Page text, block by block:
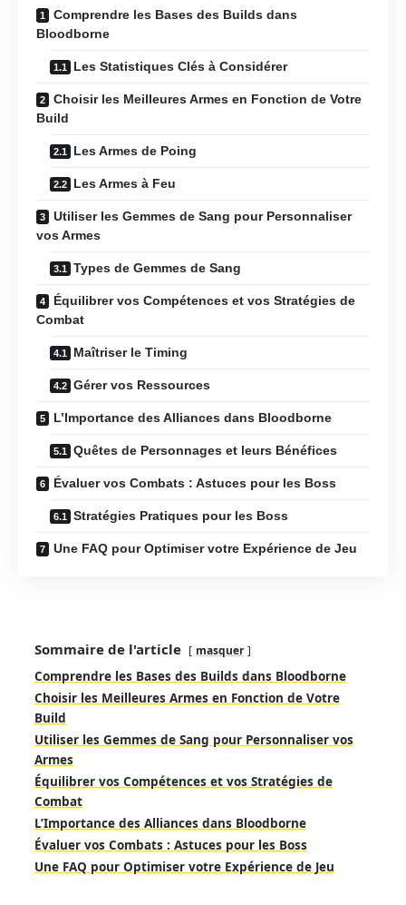
Comprendre les Bases des Builds dans
Bloodborne
Les Statistiques Clés à Considérer
Choisir les Meilleures Armes en Fonction de Votre
Build
Les Armes de Poing
Les Armes à Feu
Utiliser les Gemmes de Sang pour Personnaliser
vos Armes
Types de Gemmes de Sang
Équilibrer vos Compétences et vos Stratégies de
Combat
Maîtriser le Timing
Gérer vos Ressources
L’Importance des Alliances dans Bloodborne
Quêtes de Personnages et leurs Bénéfices
Évaluer vos Combats : Astuces pour les Boss
Stratégies Pratiques pour les Boss
Une FAQ pour Optimiser votre Expérience de Jeu
Sommaire de l'article masquer
Comprendre les Bases des Builds dans Bloodborne
Choisir les Meilleures Armes en Fonction de Votre
Build
Utiliser les Gemmes de Sang pour Personnaliser vos
Armes
Équilibrer vos Compétences et vos Stratégies de
Combat
L’Importance des Alliances dans Bloodborne
Évaluer vos Combats : Astuces pour les Boss
Une FAQ pour Optimiser votre Expérience de Jeu